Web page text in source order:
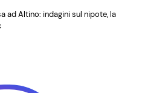
ad Altino: indagini sul nipote, la